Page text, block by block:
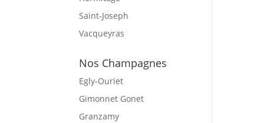
Saint-Joseph
Vacqueyras
Nos Champagnes
Egly-Ouriet
Gimonnet Gonet
Granzamy